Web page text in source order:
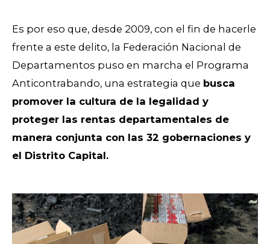
Es por eso que, desde 2009, con el fin de hacerle
frente a este delito, la Federación Nacional de
Departamentos puso en marcha el Programa
Anticontrabando, una estrategia que busca
promover la cultura de la legalidad y
proteger las rentas departamentales de
manera conjunta con las 32 gobernaciones y
el Distrito Capital.